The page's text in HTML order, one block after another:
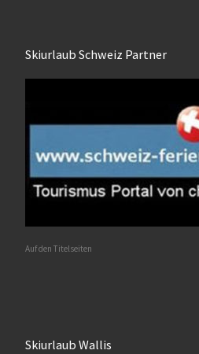
Skiurlaub Schweiz Partner
Auf den Titelseiten
Skiurlaub Wallis